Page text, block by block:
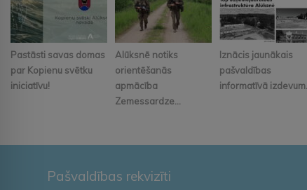
Pastāsti savas domas
par Kopienu svētku
iniciatīvu!
Alūksnē notiks
orientēšanās
apmācība
Zemessardze...
Iznācis jaunākais
pašvaldības
informatīvā izdevum...
Pašvaldības rekvizīti